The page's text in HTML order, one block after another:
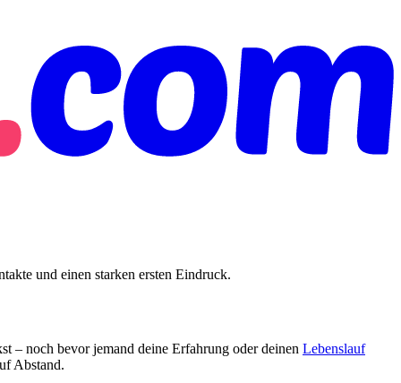
und einen starken ersten Eindruck.
– noch bevor jemand deine Erfahrung oder deinen Lebenslauf
Abstand.